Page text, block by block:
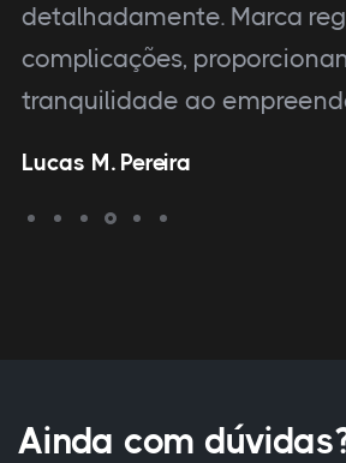
detalhadamente. Marca
complicações,
tranquilidade ao
Lucas M. Pereira
Ainda com